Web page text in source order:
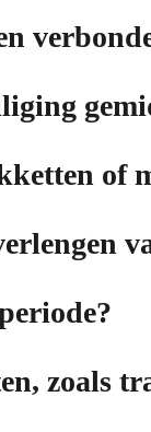
of
zoals